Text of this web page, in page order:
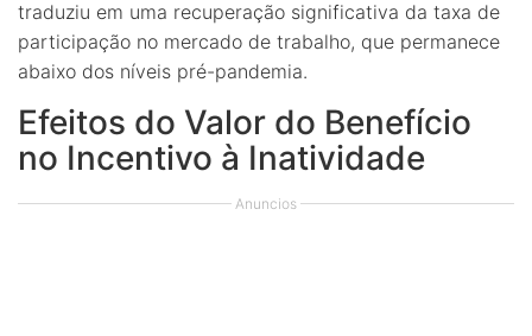
traduziu em uma recuperação significativa da taxa de
participação no mercado de trabalho, que permanece
abaixo dos níveis pré-pandemia.
Efeitos do Valor do Benefício
no Incentivo à Inatividade
Anuncios